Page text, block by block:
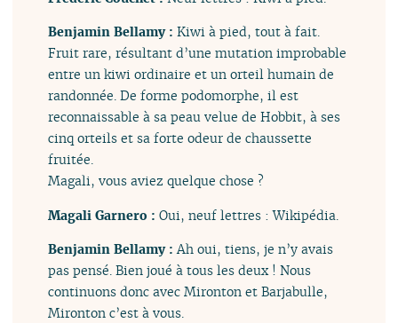
Benjamin Bellamy :Kiwi à pied, tout à fait.
Fruit rare, résultant d’une mutation improbable
entre un kiwi ordinaire et un orteil humain de
randonnée. De forme podomorphe, il est
reconnaissable à sa peau velue de Hobbit, à ses
cinq orteils et sa forte odeur de chaussette
fruitée.
Magali, vous aviez quelque chose ?
Magali Garnero :Oui, neuf lettres : Wikipédia.
Benjamin Bellamy :Ah oui, tiens, je n’y avais
pas pensé. Bien joué à tous les deux ! Nous
continuons donc avec Mironton et Barjabulle,
Mironton c’est à vous.